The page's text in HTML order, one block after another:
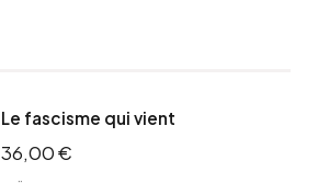
Le fascisme qui vient
36,00€